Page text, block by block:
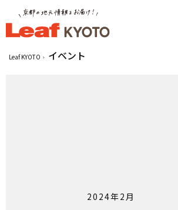
Leaf KYOTO イベント
2024年2月